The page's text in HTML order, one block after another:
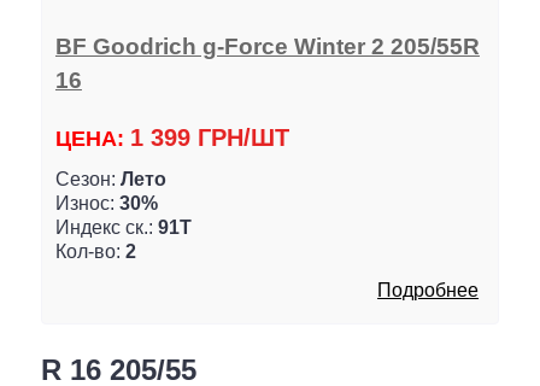
BF Goodrich g-Force Winter 2 205/55R
16
ЦЕНА: 1 399 ГРН/ШТ
Сезон: Лето
Износ: 30%
Индекс ск.: 91T
Кол-во: 2
Подробнее
R 16 205/55